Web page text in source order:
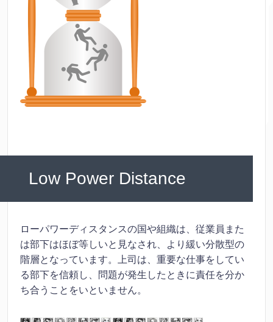
Low Power Distance
ローパワーディスタンスの国や組織は、従業員また
は部下はほぼ等しいと見なされ、より緩い分散型の
階層となっています。上司は、重要な仕事をしてい
る部下を信頼し、問題が発生したときに責任を分か
ち合うことをいといません。